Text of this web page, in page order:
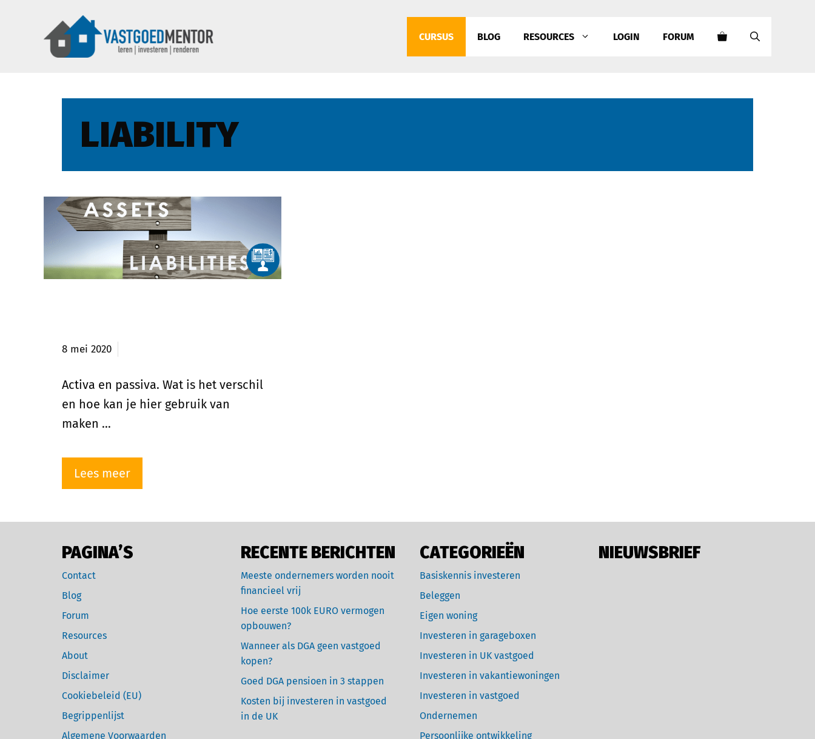
CURSUS BLOG RESOURCES LOGIN FORUM
LIABILITY
8 mei 2020
Activa en passiva. Wat is het verschil
en hoe kan je hier gebruik van
maken …
Lees meer
PAGINA’S
Contact
Blog
Forum
Resources
About
Disclaimer
Cookiebeleid (EU)
Begrippenlijst
Algemene Voorwaarden
RECENTE BERICHTEN
Meeste ondernemers worden nooit
financieel vrij
Hoe eerste 100k EURO vermogen
opbouwen?
Wanneer als DGA geen vastgoed
kopen?
Goed DGA pensioen in 3 stappen
Kosten bij investeren in vastgoed
in de UK
CATEGORIEËN
Basiskennis investeren
Beleggen
Eigen woning
Investeren in garageboxen
Investeren in UK vastgoed
Investeren in vakantiewoningen
Investeren in vastgoed
Ondernemen
Persoonlijke ontwikkeling
NIEUWSBRIEF